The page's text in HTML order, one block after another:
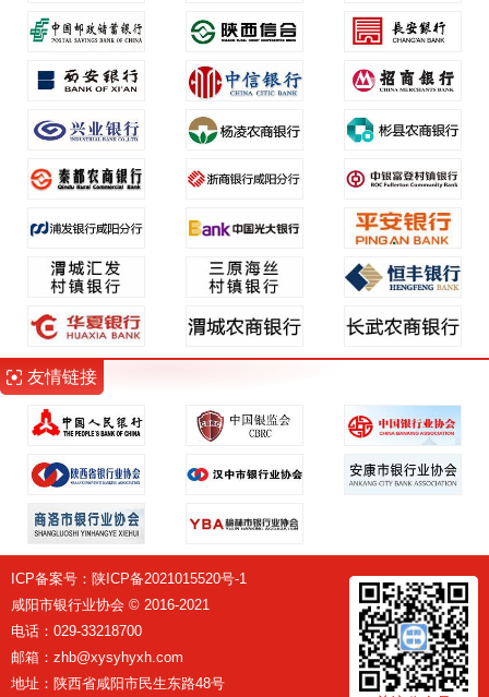
友情链接
ICP备案号： 陕ICP备2021015520号-1
咸阳市银行业协会 © 2016-2021
电话：029-33218700
邮箱：zhb@xysyhyxh.com
地址：陕西省咸阳市民生东路48号